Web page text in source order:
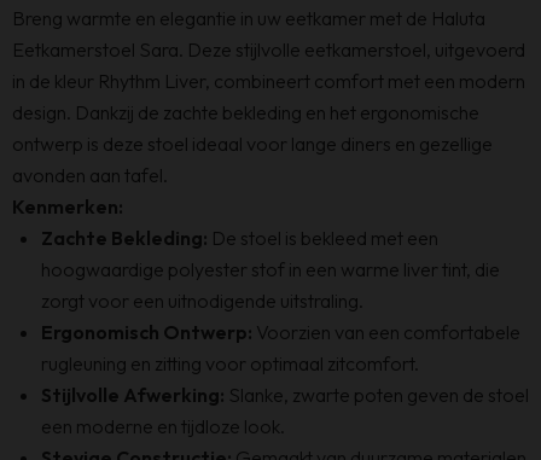
Breng warmte en elegantie in uw eetkamer met de Haluta
Eetkamerstoel Sara. Deze stijlvolle eetkamerstoel, uitgevoerd
in de kleur Rhythm Liver, combineert comfort met een modern
design. Dankzij de zachte bekleding en het ergonomische
ontwerp is deze stoel ideaal voor lange diners en gezellige
avonden aan tafel.
Kenmerken:
Zachte Bekleding: De stoel is bekleed met een
hoogwaardige polyester stof in een warme liver tint, die
zorgt voor een uitnodigende uitstraling.
Ergonomisch Ontwerp: Voorzien van een comfortabele
rugleuning en zitting voor optimaal zitcomfort.
Stijlvolle Afwerking: Slanke, zwarte poten geven de stoel
een moderne en tijdloze look.